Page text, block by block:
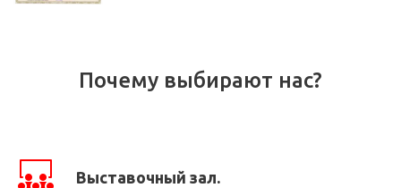
Почему выбирают нас?
Выставочный зал.